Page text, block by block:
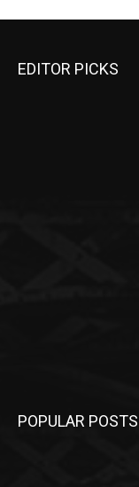
EDITOR PICKS
POPULAR POSTS